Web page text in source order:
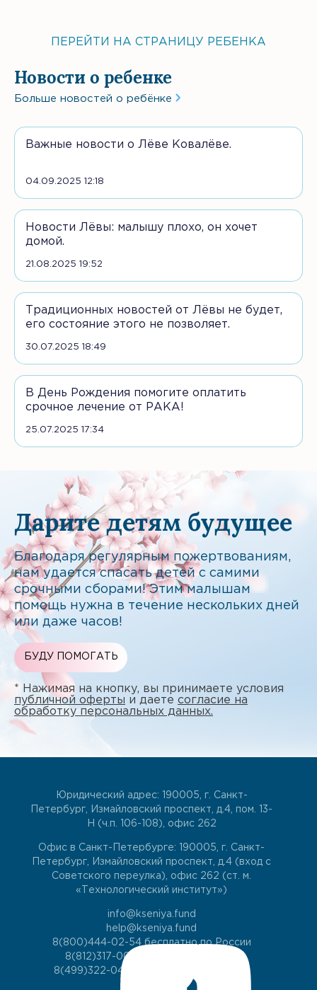
ПЕРЕЙТИ НА СТРАНИЦУ РЕБЕНКА
Новости о ребенке
Больше новостей о ребёнке
Важные новости о Лёве Ковалёве.
04.09.2025 12:18
Новости Лёвы: малышу плохо, он хочет
домой.
21.08.2025 19:52
Традиционных новостей от Лёвы не будет,
его состояние этого не позволяет.
30.07.2025 18:49
В День Рождения помогите оплатить
срочное лечение от РАКА!
25.07.2025 17:34
Дарите детям будущее
Благодаря регулярным пожертвованиям,
нам удается спасать детей с самими
срочными сборами! Этим малышам
помощь нужна в течение нескольких дней
или даже часов!
БУДУ ПОМОГАТЬ
* Нажимая на кнопку, вы принимаете условия
публичной оферты и даете согласие на
обработку персональных данных.
Юридический адрес: 190005, г. Санкт-
Петербург, Измайловский проспект, д.4, пом. 13-
Н (ч.п. 106-108), офис 262
Офис в Санкт-Петербурге: 190005, г. Санкт-
Петербург, Измайловский проспект, д.4 (вход с
Советского переулка), офис 262 (ст. м.
«Технологический институт»)
info@kseniya.fund
help@kseniya.fund
8(800)444-02-54бесплатно по России
8(812)317-00-60
8(499)322-04-74